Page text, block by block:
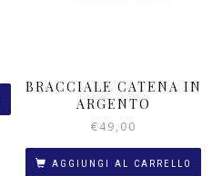
BRACCIALE CATENA IN
ARGENTO
€49,00
AGGIUNGI AL CARRELLO